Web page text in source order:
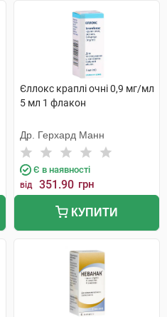
Єллокс краплі очні 0,9 мг/мл
5 мл 1 флакон
Др. Герхард Манн
Є в наявності
від 351.90 грн
КУПИТИ